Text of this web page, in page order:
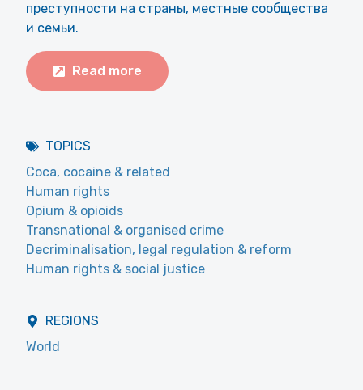
преступности на страны, местные сообщества
и семьи.
Read more
TOPICS
Coca, cocaine & related
Human rights
Opium & opioids
Transnational & organised crime
Decriminalisation, legal regulation & reform
Human rights & social justice
REGIONS
World